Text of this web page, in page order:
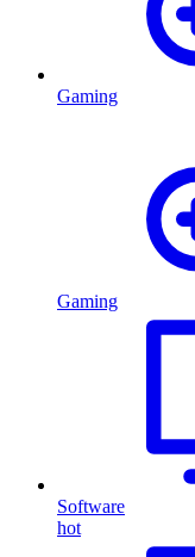
Gaming
Gaming
Software
hot